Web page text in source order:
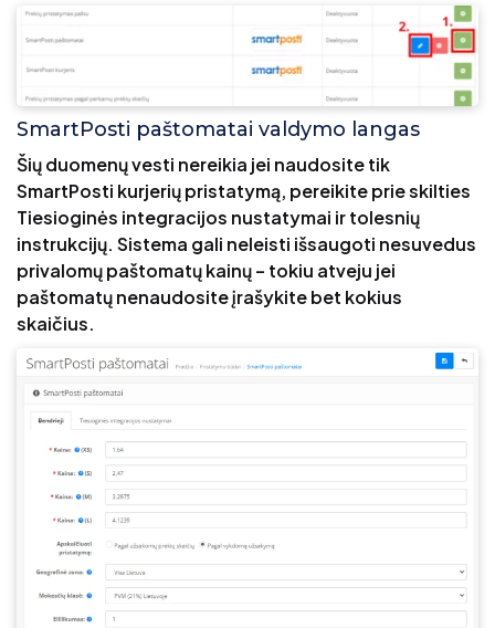
SmartPosti paštomatai valdymo langas
Šių duomenų vesti nereikia jei naudosite tik
SmartPosti kurjerių pristatymą, pereikite prie skilties
Tiesioginės integracijos nustatymai ir tolesnių
instrukcijų. Sistema gali neleisti išsaugoti nesuvedus
privalomų paštomatų kainų – tokiu atveju jei
paštomatų nenaudosite įrašykite bet kokius
skaičius.